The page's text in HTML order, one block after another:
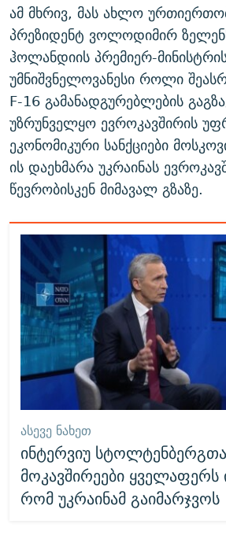
ამ მხრივ, მას ახლო
პრეზიდენტ ვოლოდიმირ
ჰოლანდიის პრემიერ-
უმნიშვნელოვანესი როლი
F-16 გამანადგურებლების
უზრუნველყო ევროკავშირის
ეკონომიკური სანქციები
ის დაეხმარა უკრაინას
წევრობისკენ მიმავალ გზაზე.
ᲐᲡᲔᲕᲔ ᲜᲐᲮᲔᲗ
ინტერვიუ
მოკავშირეები ყველაფერს
რომ უკრაინამ გაიმარჯვოს